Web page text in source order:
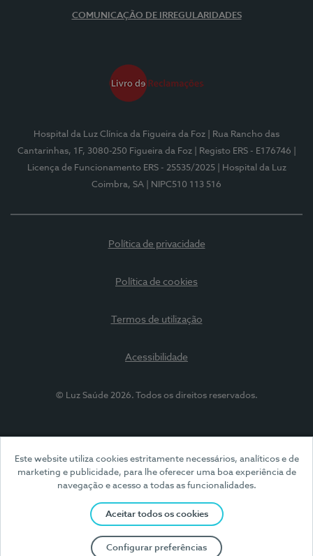
Este website utiliza cookies estritamente necessários, analíticos e de
marketing e publicidade, para lhe oferecer uma boa experiência de
navegação e acesso a todas as funcionalidades.
Aceitar todos os cookies
Configurar preferências
COMUNICAÇÃO DE IRREGULARIDADES
Hospital da Luz Clínica da Figueira da Foz
| Rua Rancho das
Cantarinhas, 1F, 3080-250 Figueira da Foz
| Registo ERS - E176746
Licença de Funcionamento ERS - 25535/2025
| Hospital da Luz
Coimbra, SA
| NIPC510 113 516
Política de privacidade
Política de cookies
Termos de utilização
Acessibilidade
© Luz Saúde 2026. Todos os direitos reservados.